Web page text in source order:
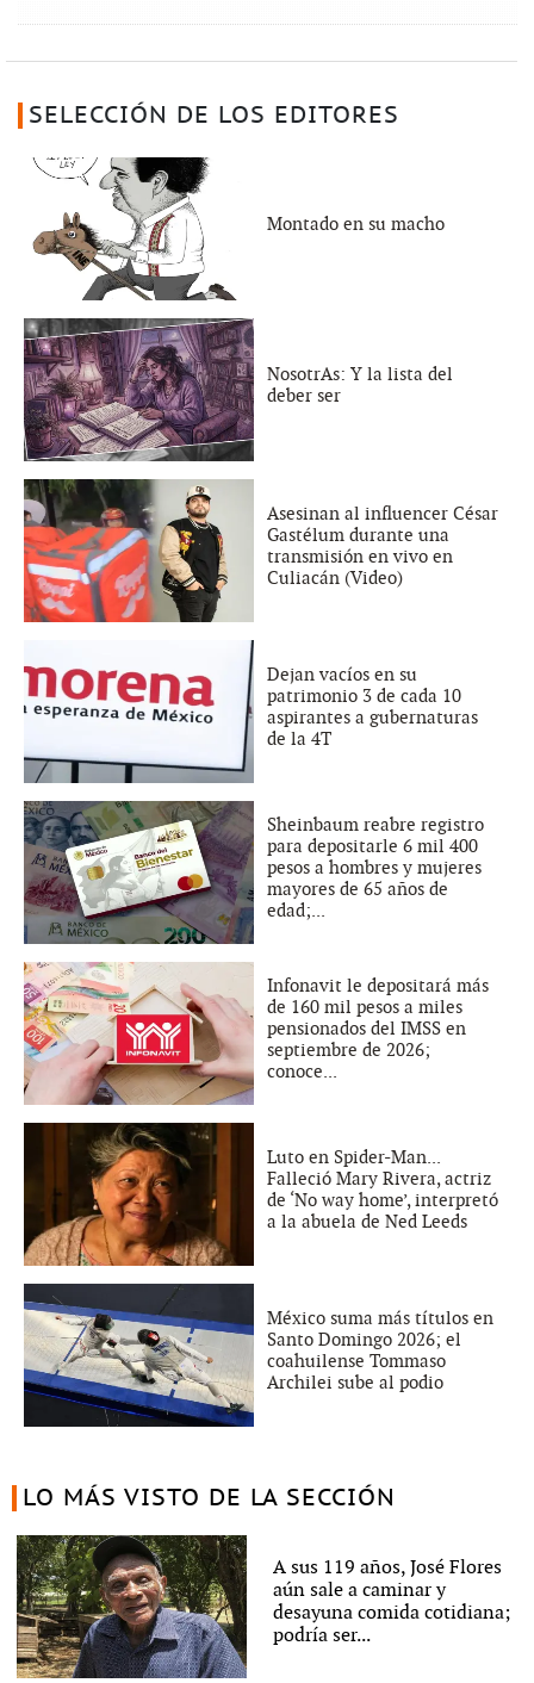
SELECCIÓN DE LOS EDITORES
Montado en su macho
NosotrAs: Y la lista del
deber ser
Asesinan al influencer César
Gastélum durante una
transmisión en vivo en
Culiacán (Video)
Dejan vacíos en su
patrimonio 3 de cada 10
aspirantes a gubernaturas
de la 4T
Sheinbaum reabre registro
para depositarle 6 mil 400
pesos a hombres y mujeres
mayores de 65 años de
edad;...
Infonavit le depositará más
de 160 mil pesos a miles
pensionados del IMSS en
septiembre de 2026;
conoce...
Luto en Spider-Man...
Falleció Mary Rivera, actriz
de ‘No way home’, interpretó
a la abuela de Ned Leeds
México suma más títulos en
Santo Domingo 2026; el
coahuilense Tommaso
Archilei sube al podio
LO MÁS VISTO DE LA SECCIÓN
A sus 119 años, José Flores
aún sale a caminar y
desayuna comida cotidiana;
podría ser...